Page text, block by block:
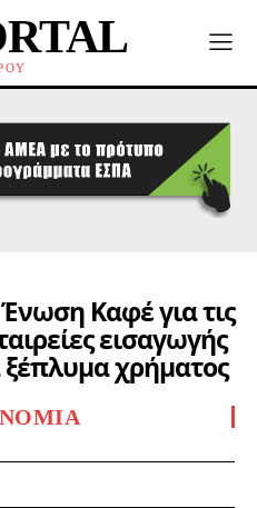
Καφέ για τις
εισαγωγής
ξέπλυμα χρήματος